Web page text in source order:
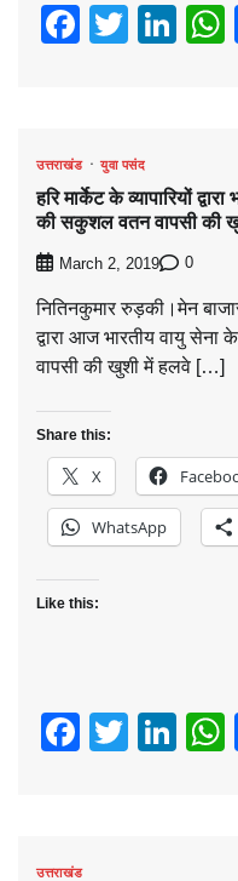
उत्तराखंड युवा पसंद
हरि मार्केट के व्यापारियों
की सकुशल वतन वापसी की
March 2, 2019 0
नितिनकुमार रुड़की।मेन
द्वारा आज भारतीय वायु
वापसी की खुशी में हलवे […]
Share this:
X
WhatsApp
Like this:
उत्तराखंड